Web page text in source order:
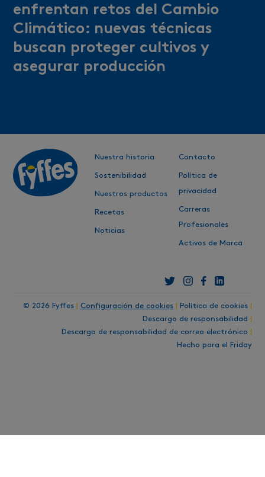
enfrentan retos del Cambio
Climático: nuevas técnicas
buscan proteger cultivos y
asegurar producción
Nuestra historia
Sostenibilidad
Nuestros productos
Recetas
Noticias
Contacto
Política de
privacidad
Carreras
Profesionales
Activos de Marca
© 2026 Fyffes Configuración de cookies Política de cookies
Descargo de responsabilidad
Descargo de responsabilidad de correo electrónico
Hecho para el Friday